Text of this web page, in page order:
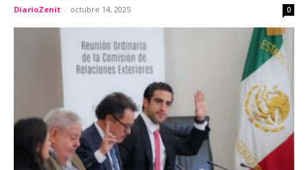
DiarioZenit - octubre 14, 2025 0